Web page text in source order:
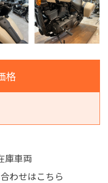
格
庫車両
わせはこちら